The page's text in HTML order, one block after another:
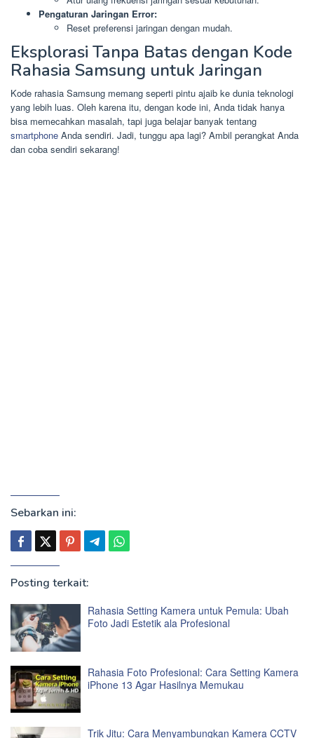
Pengaturan Jaringan Error:
Reset preferensi jaringan dengan mudah.
Eksplorasi Tanpa Batas dengan Kode
Rahasia Samsung untuk Jaringan
Kode rahasia Samsung memang seperti pintu ajaib ke dunia teknologi
yang lebih luas. Oleh karena itu, dengan kode ini, Anda tidak hanya
bisa memecahkan masalah, tapi juga belajar banyak tentang
smartphone Anda sendiri. Jadi, tunggu apa lagi? Ambil perangkat Anda
dan coba sendiri sekarang!
Sebarkan ini:
Posting terkait:
Rahasia Setting Kamera untuk Pemula: Ubah
Foto Jadi Estetik ala Profesional
Rahasia Foto Profesional: Cara Setting Kamera
iPhone 13 Agar Hasilnya Memukau
Trik Jitu: Cara Menyambungkan Kamera CCTV